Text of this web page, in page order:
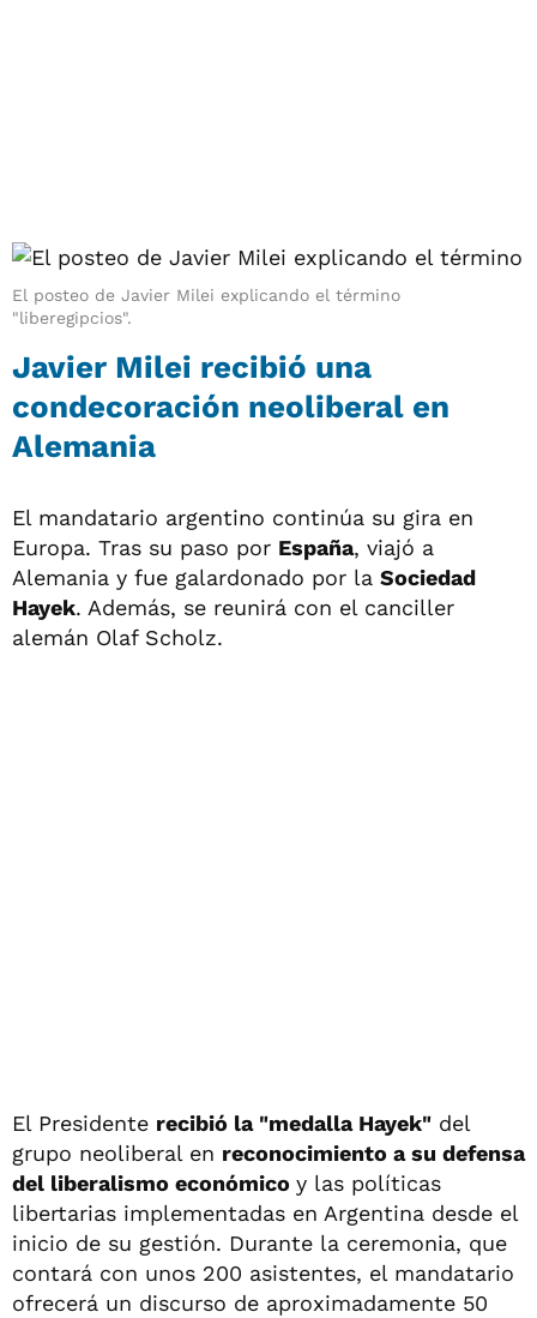
El posteo de Javier Milei explicando el término
"liberegipcios".
Javier Milei recibió una
condecoración neoliberal en
Alemania
El mandatario argentino continúa su gira en
Europa. Tras su paso por España, viajó a
Alemania y fue galardonado por la Sociedad
Hayek. Además, se reunirá con el canciller
alemán Olaf Scholz.
El Presidente recibió la "medalla Hayek" del
grupo neoliberal en reconocimiento a su defensa
del liberalismo económico y las políticas
libertarias implementadas en Argentina desde el
inicio de su gestión. Durante la ceremonia, que
contará con unos 200 asistentes, el mandatario
ofrecerá un discurso de aproximadamente 50